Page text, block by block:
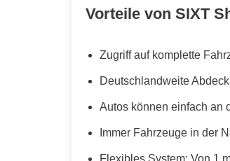
Vorteile von SIXT
Zugriff auf komplette
Deutschlandweite
Autos können einfach an
Immer Fahrzeuge in der
Flexibles System: Von 1